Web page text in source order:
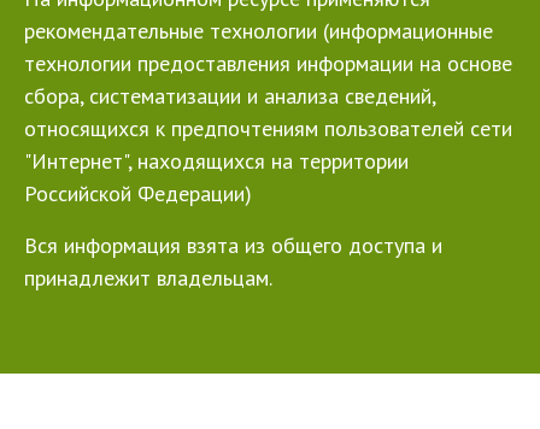
рекомендательные технологии (информационные
технологии предоставления информации на основе
сбора, систематизации и анализа сведений,
относящихся к предпочтениям пользователей сети
"Интернет", находящихся на территории
Российской Федерации)
Вся информация взята из общего доступа и
принадлежит владельцам.